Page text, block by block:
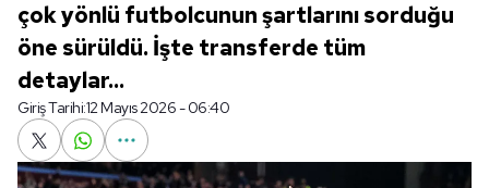
çok yönlü futbolcunun şartlarını sorduğu
öne sürüldü. İşte transferde tüm
detaylar...
Giriş Tarihi:12 Mayıs 2026 - 06:40